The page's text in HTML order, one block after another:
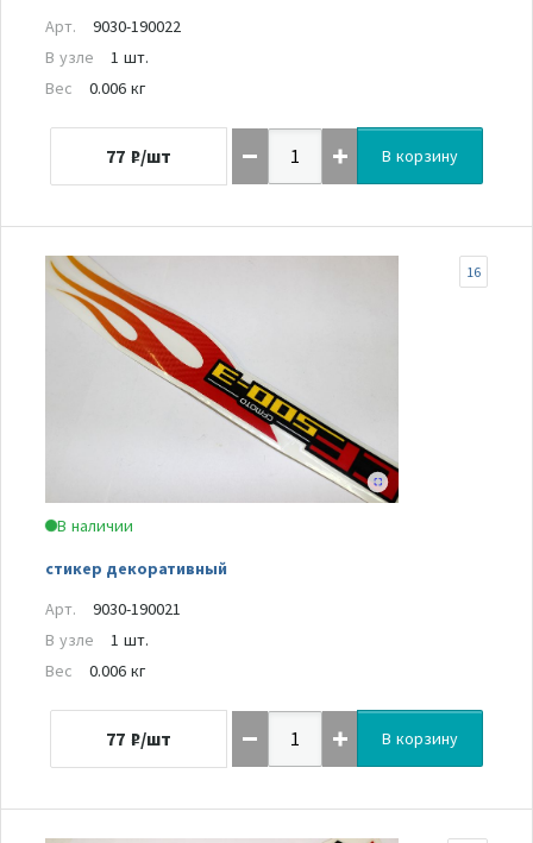
Арт.
9030-190022
В узле
1 шт.
Вес
0.006 кг
77 ₽/шт В корзину
В наличии
стикер декоративный
16
Арт.
9030-190021
В узле
1 шт.
Вес
0.006 кг
77 ₽/шт В корзину